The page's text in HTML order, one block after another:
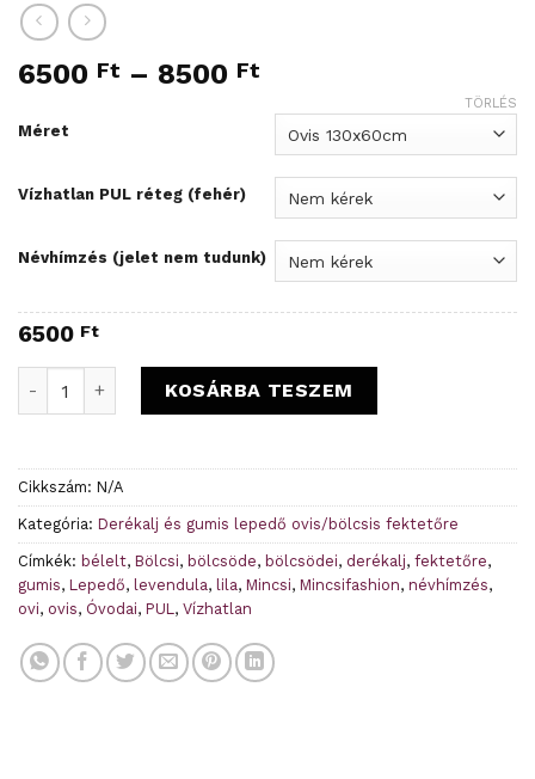
6500 Ft – 8500 Ft
Méret
Vízhatlan PUL réteg (fehér)
Névhímzés (jelet nem tudunk)
TÖRLÉS
6500 Ft
Levendula bélelt gumis derékalj - Rendelésre mennyiség
KOSÁRBA TESZEM
Cikkszám: N/A
Kategória: Derékalj és gumis lepedő ovis/bölcsis fektetőre
Címkék: bélelt, Bölcsi, bölcsöde, bölcsödei, derékalj, fektetőre,
gumis, Lepedő, levendula, lila, Mincsi, Mincsifashion, névhímzés,
ovi, ovis, Óvodai, PUL, Vízhatlan